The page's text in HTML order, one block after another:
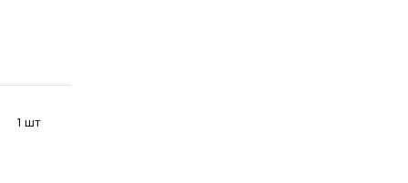
1 шт